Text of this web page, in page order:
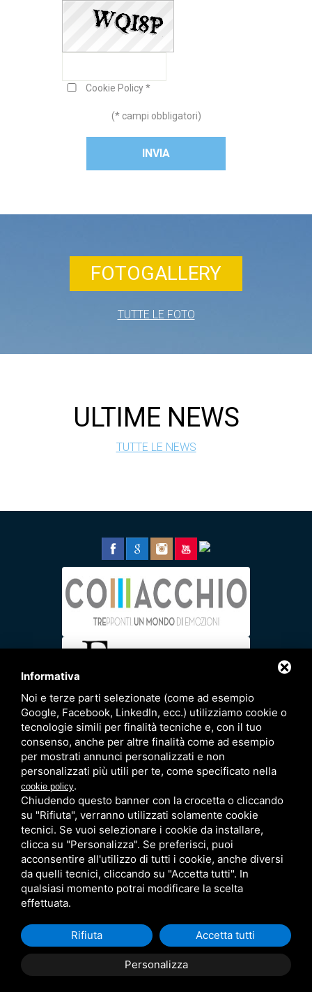
Cookie Policy*
(* campi obbligatori)
FOTOGALLERY
TUTTE LE FOTO
ULTIME NEWS
TUTTE LE NEWS
via Lungomare Canarie 7 - 44020 Lido delle
Nazioni (FE)
Tel. 0533 379240 - Cell. 3332604204 -
3384111427 Email
info@bagnocapohoorn.it- p.iva
01689800389
Cookie Policy|Legal|Sitemap
Informativa
Noi e terze parti selezionate (come ad esempio
Google, Facebook, LinkedIn, ecc.) utilizziamo cookie o
tecnologie simili per finalità tecniche e, con il tuo
consenso, anche per altre finalità come ad esempio
per mostrati annunci personalizzati e non
personalizzati più utili per te, come specificato nella
cookie policy.
Chiudendo questo banner con la crocetta o cliccando
su "Rifiuta", verranno utilizzati solamente cookie
tecnici. Se vuoi selezionare i cookie da installare,
clicca su "Personalizza". Se preferisci, puoi
acconsentire all'utilizzo di tutti i cookie, anche diversi
da quelli tecnici, cliccando su "Accetta tutti". In
qualsiasi momento potrai modificare la scelta
effettuata.
Personalizza
Rifiuta Accetta tutti